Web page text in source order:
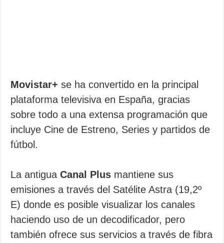
Movistar+ se ha convertido en la principal
plataforma televisiva en España, gracias
sobre todo a una extensa programación que
incluye Cine de Estreno, Series y partidos de
fútbol.
La antigua Canal Plus mantiene sus
emisiones a través del Satélite Astra (19,2º
E) donde es posible visualizar los canales
haciendo uso de un decodificador, pero
también ofrece sus servicios a través de fibra